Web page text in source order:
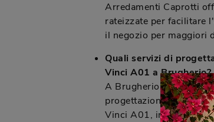
Arredamenti Caprotti
rateizzate per facilitare
il negozio per maggiori
Quali servizi di
Vinci A01 a Brugherio?
A Brugherio,
progettazione 3D e
Vinci A01, inclusi rilievi